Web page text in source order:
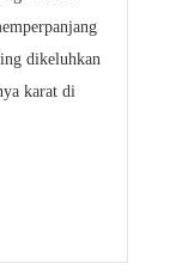
dikeluhkan
karat di